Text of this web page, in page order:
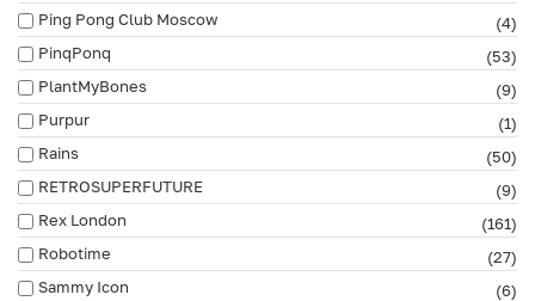
Ping Pong Club Moscow
(4)
PinqPonq
(53)
PlantMyBones
(9)
Purpur
(1)
Rains
(50)
RETROSUPERFUTURE
(9)
Rex London
(161)
Robotime
(27)
Sammy Icon
(6)